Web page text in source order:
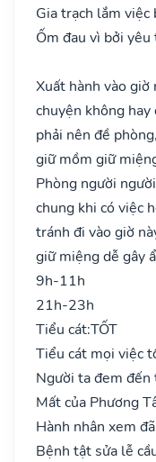
Gia trạch lắm việc
Ốm đau vì bởi
Xuất hành vào giờ
chuyện không hay
phải nên đề
giữ mồm giữ
Phòng người
chung khi có việc
tránh đi vào giờ
giữ miệng dễ gây
9h-11h
21h-23h
Tiểu cát:TỐT
Tiểu cát mọi việc
Người ta đem
Mất của Phương
Hành nhân xem
Bệnh tật sửa lễ